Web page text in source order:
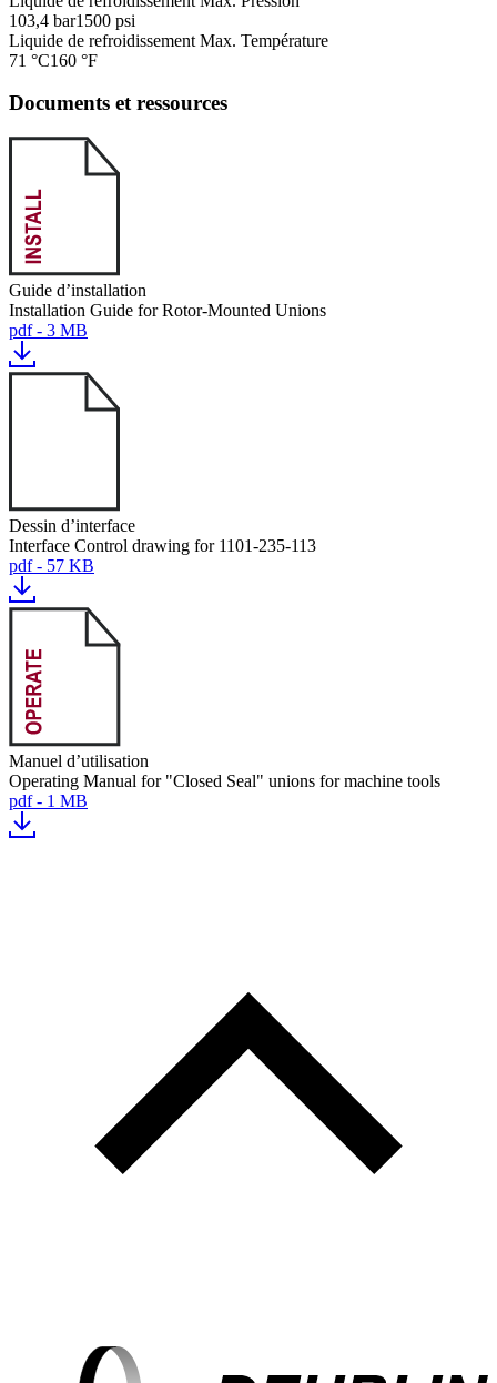
103,4 bar1500 psi
Liquide de refroidissement Max. Température
71 °C160 °F
Documents et ressources
Guide d’installation
Installation Guide for Rotor-Mounted Unions
pdf - 3 MB
Dessin d’interface
Interface Control drawing for 1101-235-113
pdf - 57 KB
Manuel d’utilisation
Operating Manual for "Closed Seal" unions for machine tools
pdf - 1 MB